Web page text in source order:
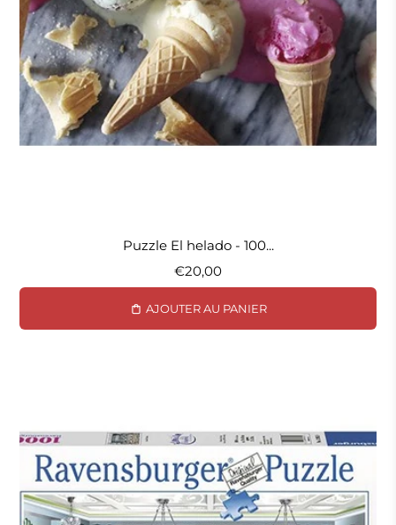
Puzzle El helado - 100...
€20,00
AJOUTER AU PANIER